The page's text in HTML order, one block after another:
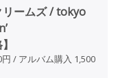
リームズ / tokyo
/ アルバム購入 1,500